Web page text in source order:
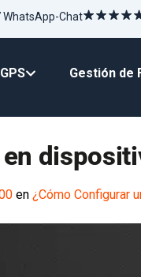
WhatsApp-Chat
Gestión de
en ¿Cómo Configurar